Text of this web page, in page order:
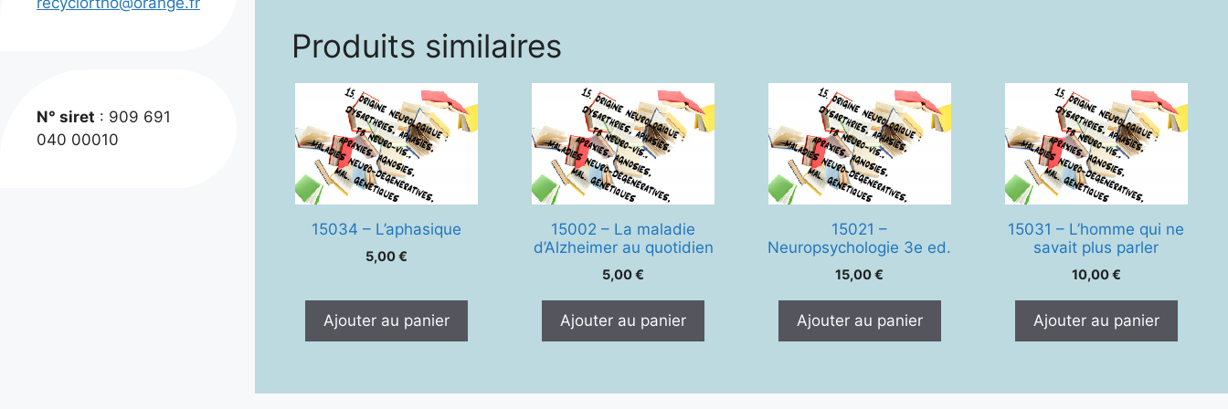
Produits similaires
15034 – L’aphasique
5,00€
Ajouter au panier
15002 – La maladie
d’Alzheimer au quotidien
5,00€
Ajouter au panier
15021 –
Neuropsychologie 3e ed.
15,00€
Ajouter au panier
15031 – L’homme qui ne
savait plus parler
10,00€
Ajouter au panier
N° siret : 909 691
040 00010